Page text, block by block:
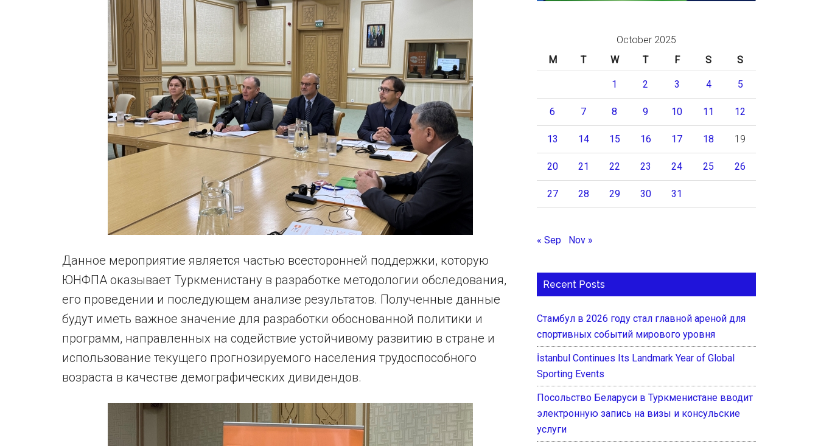
Данное мероприятие является частью всесторонней поддержки, которую
ЮНФПА оказывает Туркменистану в разработке методологии обследования,
его проведении и последующем анализе результатов. Полученные данные
будут иметь важное значение для разработки обоснованной политики и
программ, направленных на содействие устойчивому развитию в стране и
использование текущего прогнозируемого населения трудоспособного
возраста в качестве демографических дивидендов.
October 2025
M
T W T F S S
1 2 3 4 5
6 7 8 9 10 11 12
13 14 15 16 17 18 19
20 21 22 23 24 25 26
27 28 29 30 31
« Sep Nov »
Recent Posts
Стамбул в 2026 году стал главной ареной для
спортивных событий мирового уровня
İstanbul Continues Its Landmark Year of Global
Sporting Events
Посольство Беларуси в Туркменистане вводит
электронную запись на визы и консульские
услуги